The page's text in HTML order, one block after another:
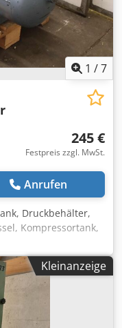
1 /7
245 €
Festpreis zzgl. MwSt.
Anrufen
Druckbehälter,
Kompressortank,
-
11 bar -
Dfijfx Aitsk -
Kleinanzeige